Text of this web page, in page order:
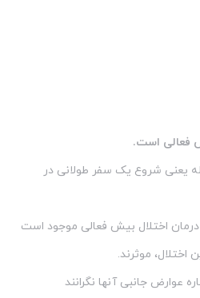
فعالی است.
یعنی شروع یک سفر طولانی در
درمان اختلال بیش فعالی موجود است
عوارض جانبی آنها نگرانند